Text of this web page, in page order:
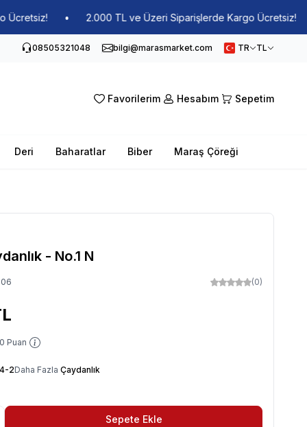
• 2.000 TL ve Üzeri Siparişlerde Kargo Ücretsiz! •
08505321048 bilgi@marasmarket.com TR TL
Favorilerim Hesabım Sepetim
Deri Baharatlar Biber Maraş Çöreği
- No.1 N
(0)
Puan
2Daha Fazla Çaydanlık
Sepete Ekle